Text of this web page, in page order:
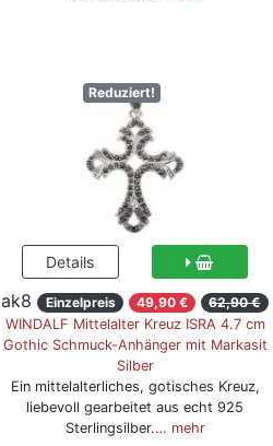
Reduziert!
ak8 Einzelpreis 49,90 €
62,90 €
WINDALF Mittelalter Kreuz ISRA 4.7 cm
Gothic Schmuck-Anhänger mit Markasit
Silber
Ein mittelalterliches, gotisches Kreuz,
liebevoll gearbeitet aus echt 925
Sterlingsilber.… mehr